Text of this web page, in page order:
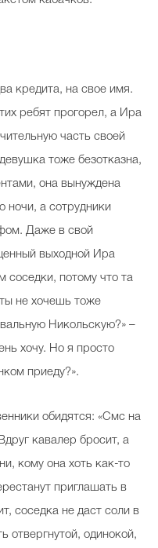
кредита, на свое имя.
ребят прогорел, а Ира
часть своей
тоже безотказна,
она вынуждена
ночи, а сотрудники
Даже в свой
выходной Ира
соседки, потому что та
не хочешь тоже
Никольскую?» –
хочу. Но я просто
приеду?».
обидятся: «Смс на
кавалер бросит, а
кому она хоть как-то
приглашать в
соседка не даст соли в
отвергнутой, одинокой,